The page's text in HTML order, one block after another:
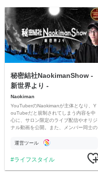
秘密結社NaokimanShow -
新世界より -
Naokiman
YouTuberのNaokimanが主体となり、Y
ouTubeだと規制されてしまう内容を中
心に、サロン限定のライブ配信やオリジ
ナル動画を公開。また、メンバー同士の
ただいています。
運営ツール
ライフスタイル